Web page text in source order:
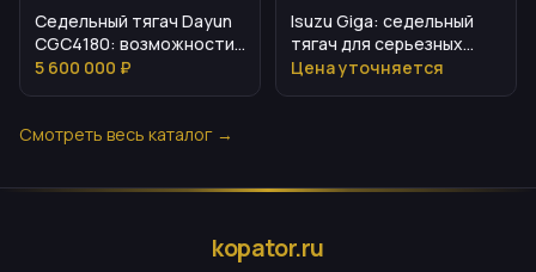
Седельный тягач Dayun
CGC4180: возможности
и задачи
5 600 000 ₽
Isuzu Giga: седельный
тягач для серьезных
задач
Цена уточняется
Смотреть весь каталог →
kopator.ru